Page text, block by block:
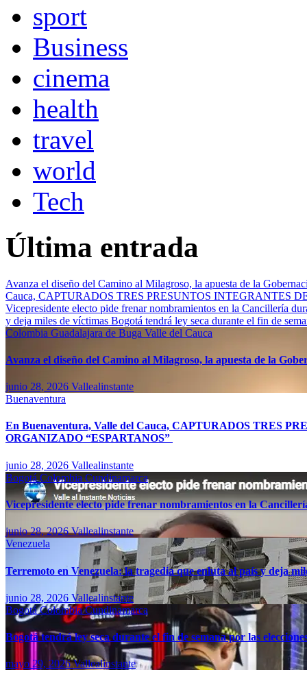
sport
Business
cinema
health
travel
world
Tech
Última entrada
Avanza el diseño del Camino al Milagroso, la apuesta de la
Cauca, CAPTURADOS TRES PRESUNTOS INTEGRANTES
Vicepresidente electo pide frenar nombramientos en la Cancillería
y deja miles de víctimas Bogotá tendrá ley seca durante el fin de
Colombia Guadalajara de Buga Valle del Cauca
Avanza el diseño del Camino al Milagroso, la apuesta de la
junio 28, 2026 Vallealinstante
Buenaventura
En Buenaventura, Valle del Cauca, CAPTURADOS TRES
ORGANIZADO “ESPARTANOS”
junio 28, 2026 Vallealinstante
BogotáColombia Cundinamarca
Vicepresidente electo pide frenar nombramientos en la
junio 28, 2026Vallealinstante
Venezuela
Terremoto en Venezuela: la tragedia que enluta al país y deja
junio 28, 2026 Vallealinstante
BogotáColombiaCundinamarca
Bogotá tendrá ley seca durante el fin de semana por las
mayo 29, 2026Vallealinstante